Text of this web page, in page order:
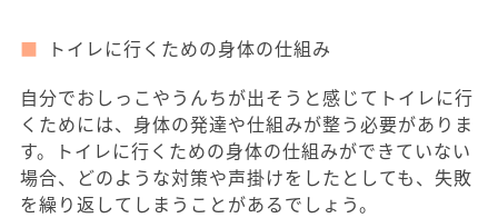
トイレに行くための身体の仕組み
自分でおしっこやうんちが出そうと感じてトイレに行
くためには、身体の発達や仕組みが整う必要がありま
す。トイレに行くための身体の仕組みができていない
場合、どのような対策や声掛けをしたとしても、失敗
を繰り返してしまうことがあるでしょう。